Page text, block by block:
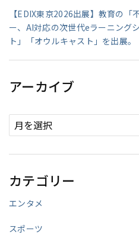
【EDIX東京2026出展】教育の「
ー、AI対応の次世代eラーニング
ト」「オウルキャスト」を出展。
アーカイブ
カテゴリー
エンタメ
スポーツ